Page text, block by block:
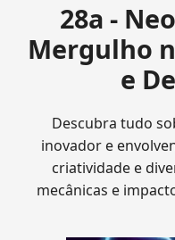
28a -
Mergulho
e
Descubra tudo
inovador e
criatividade e
mecânicas e